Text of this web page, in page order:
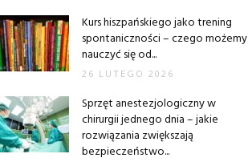
Kurs hiszpańskiego jako trening
spontaniczności – czego możemy
nauczyć się od...
26 LUTEGO 2026
Sprzęt anestezjologiczny w
chirurgii jednego dnia – jakie
rozwiązania zwiększają
bezpieczeństwo...